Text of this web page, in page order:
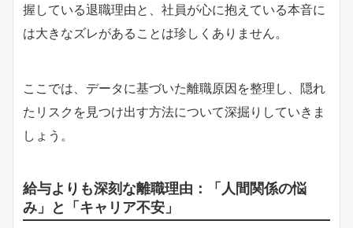
握している退職理由と、社員が心に抱えている本音に
は大きなズレがあることは珍しくありません。
ここでは、データに基づいた離職原因を整理し、隠れ
たリスクを見つけ出す方法について深掘りしていきま
しょう。
給与よりも深刻な離職理由：「人間関係の悩
み」と「キャリア不安」